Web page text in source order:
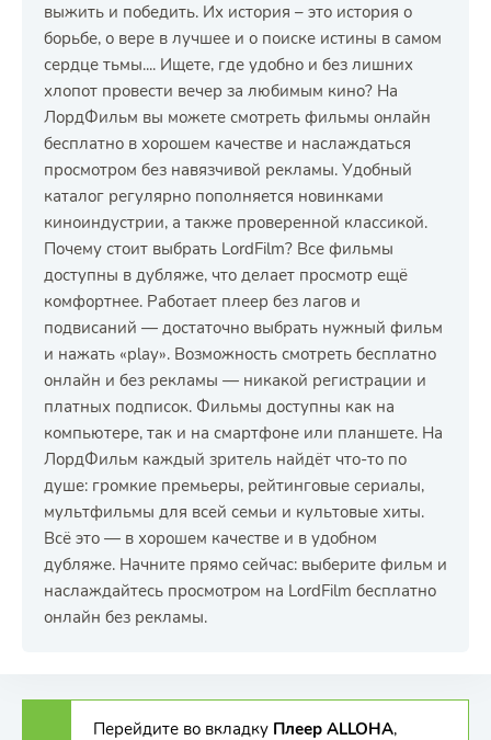
выжить и победить. Их история – это история о
борьбе, о вере в лучшее и о поиске истины в самом
сердце тьмы.... Ищете, где удобно и без лишних
хлопот провести вечер за любимым кино? На
ЛордФильм вы можете смотреть фильмы онлайн
бесплатно в хорошем качестве и наслаждаться
просмотром без навязчивой рекламы. Удобный
каталог регулярно пополняется новинками
киноиндустрии, а также проверенной классикой.
Почему стоит выбрать LordFilm? Все фильмы
доступны в дубляже, что делает просмотр ещё
комфортнее. Работает плеер без лагов и
подвисаний — достаточно выбрать нужный фильм
и нажать «play». Возможность смотреть бесплатно
онлайн и без рекламы — никакой регистрации и
платных подписок. Фильмы доступны как на
компьютере, так и на смартфоне или планшете. На
ЛордФильм каждый зритель найдёт что-то по
душе: громкие премьеры, рейтинговые сериалы,
мультфильмы для всей семьи и культовые хиты.
Всё это — в хорошем качестве и в удобном
дубляже. Начните прямо сейчас: выберите фильм и
наслаждайтесь просмотром на LordFilm бесплатно
онлайн без рекламы.
Перейдите во вкладку Плеер ALLOHA,